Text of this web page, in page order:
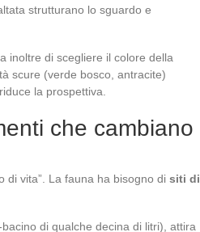
strutturano lo sguardo e
inoltre di scegliere il colore della
scure (verde bosco, antracite)
la prospettiva.
che cambiano
di vita”. La fauna ha bisogno di siti di
di qualche decina di litri), attira